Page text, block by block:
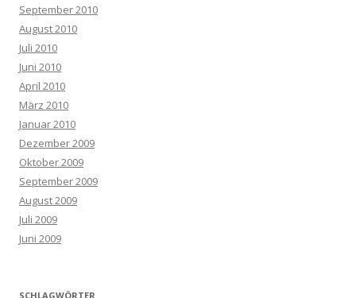
September 2010
August 2010
Juli 2010
Juni 2010
April 2010
März 2010
Januar 2010
Dezember 2009
Oktober 2009
September 2009
August 2009
Juli 2009
Juni 2009
SCHLAGWÖRTER